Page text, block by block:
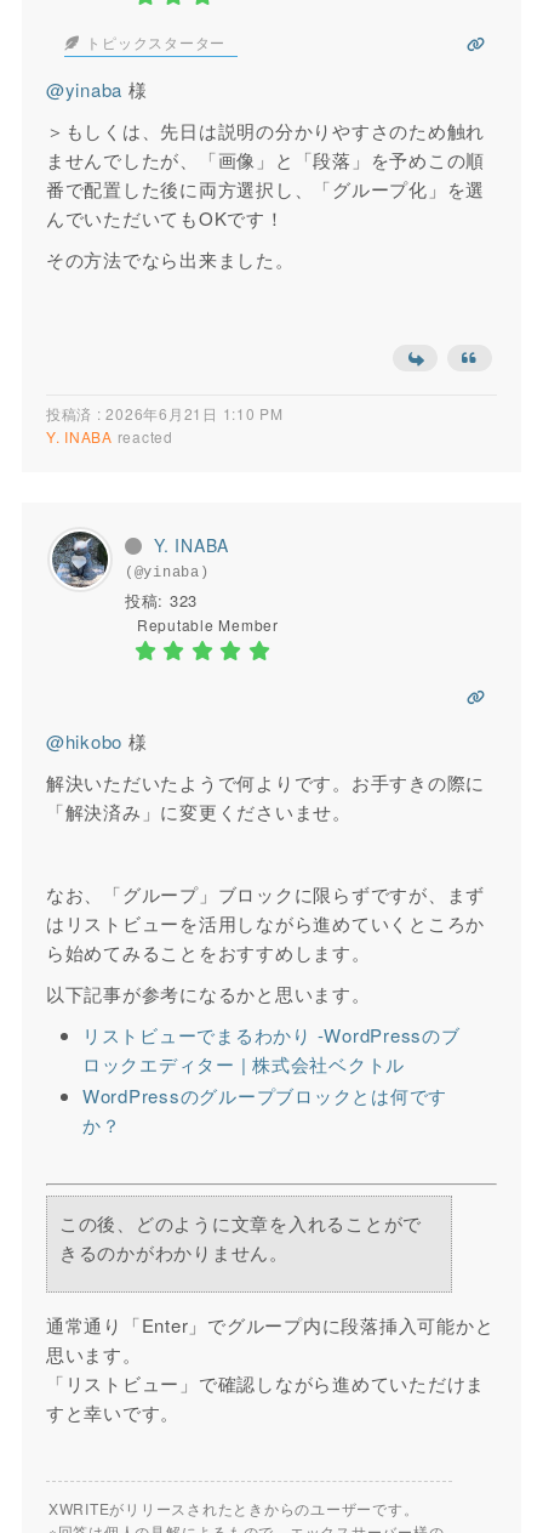
トピックスターター
@yinaba 様
＞もしくは、先日は説明の分かりやすさのため触れ
ませんでしたが、「画像」と「段落」を予めこの順
番で配置した後に両方選択し、「グループ化」を選
んでいただいてもOKです！
その方法でなら出来ました。
投稿済 : 2026年6月21日 1:10 PM
Y. INABA reacted
Y. INABA
(@yinaba)
投稿: 323
Reputable Member
@hikobo 様
解決いただいたようで何よりです。お手すきの際に
「解決済み」に変更くださいませ。
なお、「グループ」ブロックに限らずですが、まず
はリストビューを活用しながら進めていくところか
ら始めてみることをおすすめします。
以下記事が参考になるかと思います。
リストビューでまるわかり -WordPressのブ
ロックエディター | 株式会社ベクトル
WordPressのグループブロックとは何です
か？
この後、どのように文章を入れることがで
きるのかがわかりません。
通常通り「Enter」でグループ内に段落挿入可能かと
思います。
「リストビュー」で確認しながら進めていただけま
すと幸いです。
XWRITEがリリースされたときからのユーザーです。